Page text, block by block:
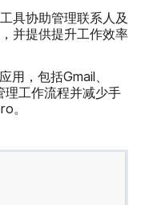
具协助管理联系人及
并提供提升工作效率
，包括Gmail、
工作流程并减少手
。